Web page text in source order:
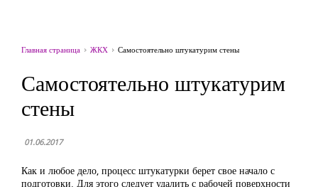
Главная страница ЖКХ Самостоятельно штукатурим стены
Самостоятельно штукатурим
стены
01.06.2017
Как и любое дело, процесс штукатурки берет свое начало с
подготовки. Для этого следует удалить с рабочей поверхности